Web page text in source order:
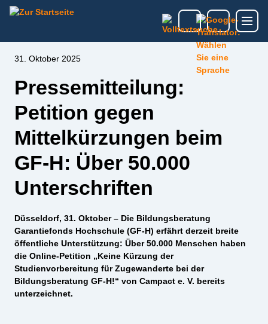
31. Oktober 2025
Pressemitteilung:
Petition gegen
Mittelkürzungen beim
GF-H: Über 50.000
Unterschriften
Düsseldorf, 31. Oktober – Die Bildungsberatung
Garantiefonds Hochschule (GF-H) erfährt derzeit breite
öffentliche Unterstützung: Über 50.000 Menschen haben
die Online-Petition „Keine Kürzung der
Studienvorbereitung für Zugewanderte bei der
Bildungsberatung GF-H!“ von Campact e. V. bereits
unterzeichnet.